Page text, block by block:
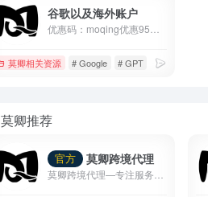
谷歌以及海外账户
莫卿相关资源 # Google # GPT # 苹果商店
莫卿推荐
官方 莫卿跨境代理